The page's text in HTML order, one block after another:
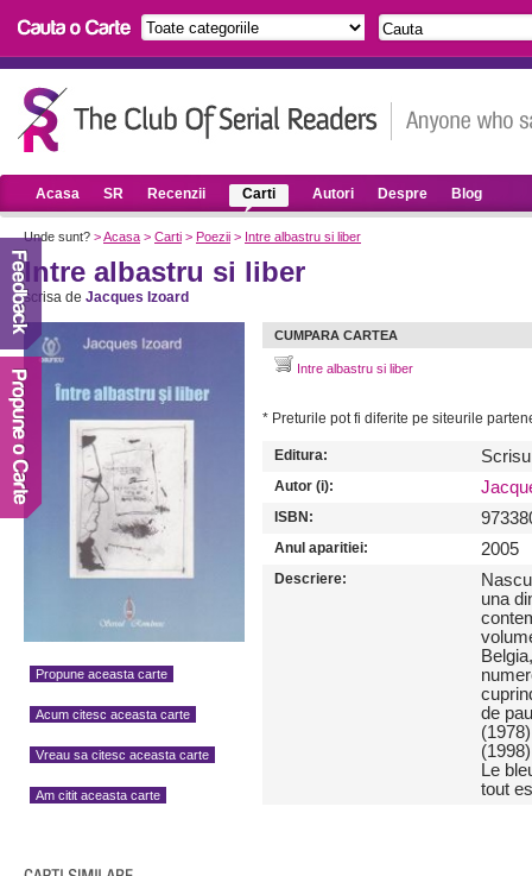
Acasa SR Recenzii Carti Autori Despre Blog
Unde sunt? >Acasa > Carti > Poezii > Intre albastru si liber
Intre albastru si liber
scrisa de Jacques Izoard
Propune aceasta carte
Acum citesc aceasta carte
Vreau sa citesc aceasta carte
Am citit aceasta carte
CUMPARA CARTEA
Intre albastru si liber
* Preturile pot fi diferite pe siteurile
Editura:
Autor (i):
ISBN:
Anul aparitiei: 2005
Descriere:
una
de
Le
tout